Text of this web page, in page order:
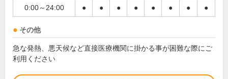
0:00～24:00 ● ● ● ● ● ● ● ●
その他
急な発熱、悪天候など直接医療機関に掛かる事が困難な際にご
利用ください